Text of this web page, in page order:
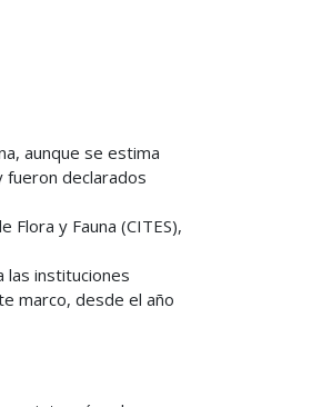
aunque se estima
fueron declarados
y Fauna (CITES),
las instituciones
marco, desde el año